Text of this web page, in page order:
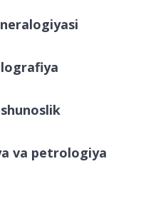
va petrologiya